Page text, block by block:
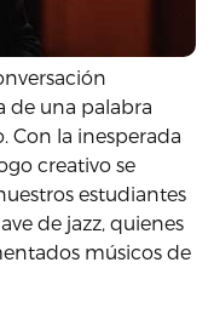
de una palabra
Con la inesperada
creativo se
estudiantes
de jazz, quienes
músicos de